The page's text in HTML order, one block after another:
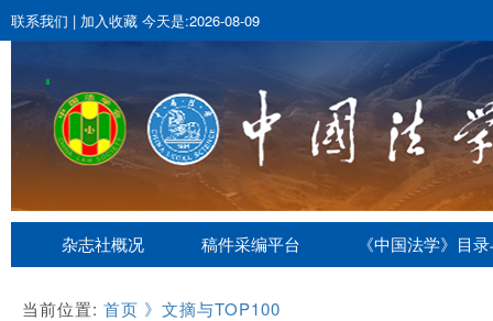
联系我们 | 加入收藏 今天是:2026-08-09
杂志社概况 稿件采编平台 《中国法学》目
当前位置: 首页 》文摘与TOP100